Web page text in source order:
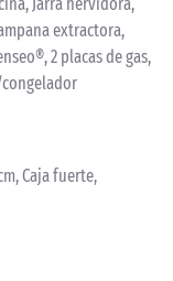
extractora,
2 placas de gas,
Caja fuerte,